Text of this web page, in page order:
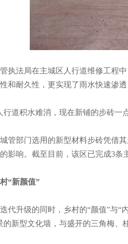
执法局在主城区人行道维修工程
和耐久性，更实现了雨水快速渗
行道积水难消，现在新铺的步砖一
管部门选用的新型材料步砖凭借
影响。截至目前，该区已完成3条
“新颜值”
代升级的同时，乡村的“颜值”与
的新型文化墙，与盛开的三角梅、